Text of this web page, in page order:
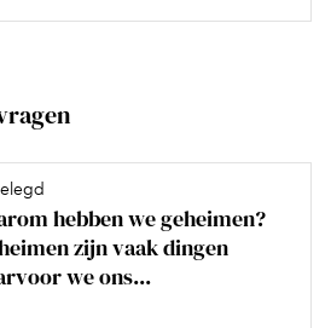
hebben we geheimen?
zijn vaak dingen
we ons...